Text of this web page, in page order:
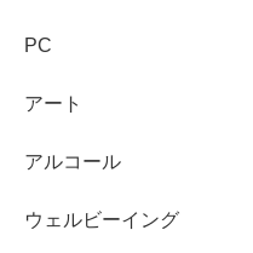
PC
アート
アルコール
ウェルビーイング